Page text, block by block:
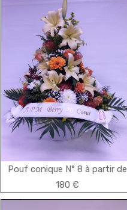
Pouf conique N° 8 à partir de
180 €